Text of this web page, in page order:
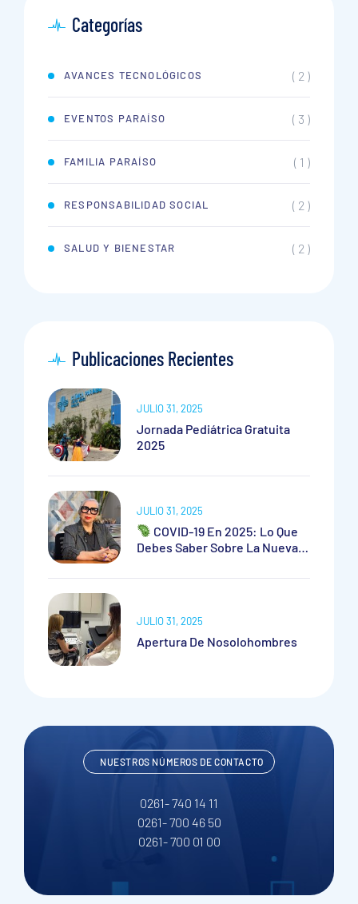
Categorías
AVANCES TECNOLÓGICOS ( 2 )
EVENTOS PARAÍSO ( 3 )
FAMILIA PARAÍSO ( 1 )
RESPONSABILIDAD SOCIAL ( 2 )
SALUD Y BIENESTAR ( 2 )
Publicaciones Recientes
Jornada Pediátrica Gratuita
2025
JULIO 31, 2025
COVID-19 En 2025: Lo Que
Debes Saber Sobre La Nueva
JULIO 31, 2025
Apertura De Nosolohombres
JULIO 31, 2025
NUESTROS NÚMEROS DE CONTACTO
0261- 740 14 11
0261- 700 46 50
0261- 700 01 00